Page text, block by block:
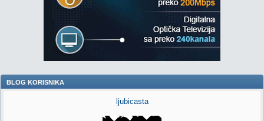
BLOG KORISNIKA
ljubicasta